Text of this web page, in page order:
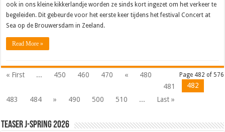
ook in ons kleine kikkerlandje worden ze sinds kort ingezet om het verkeer te
begeleiden. Dit gebeurde voor het eerste keer tijdens het festival Concert at
Sea op de Brouwersdam in Zeeland.
Read More »
Page 482 of 576
« First ... 450 460 470 «
480
481
482
483
484 » 490 500 510 ... Last »
Teaser J-Spring 2026